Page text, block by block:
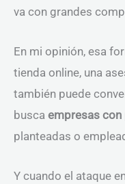
va con grandes
En mi opinión, esa
tienda online, una
también puede
busca empresas
planteadas o
Y cuando el ataque